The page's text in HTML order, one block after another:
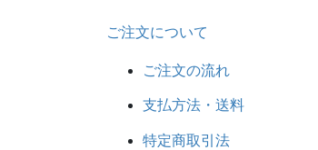
ご注文について
ご注文の流れ
支払方法・送料
特定商取引法